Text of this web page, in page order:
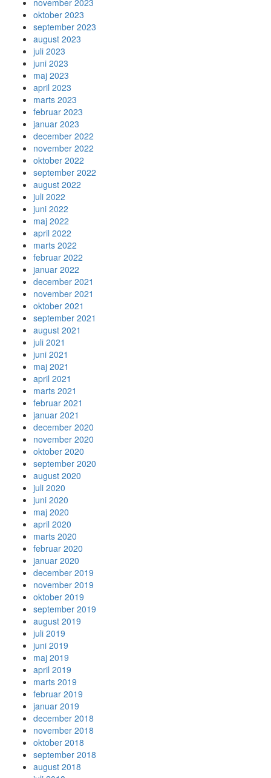
november 2023
oktober 2023
september 2023
august 2023
juli 2023
juni 2023
maj 2023
april 2023
marts 2023
februar 2023
januar 2023
december 2022
november 2022
oktober 2022
september 2022
august 2022
juli 2022
juni 2022
maj 2022
april 2022
marts 2022
februar 2022
januar 2022
december 2021
november 2021
oktober 2021
september 2021
august 2021
juli 2021
juni 2021
maj 2021
april 2021
marts 2021
februar 2021
januar 2021
december 2020
november 2020
oktober 2020
september 2020
august 2020
juli 2020
juni 2020
maj 2020
april 2020
marts 2020
februar 2020
januar 2020
december 2019
november 2019
oktober 2019
september 2019
august 2019
juli 2019
juni 2019
maj 2019
april 2019
marts 2019
februar 2019
januar 2019
december 2018
november 2018
oktober 2018
september 2018
august 2018